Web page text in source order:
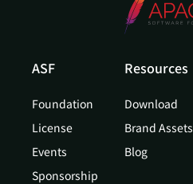
ASF
Foundation
License
Events
Sponsorship
Resources
Download
Brand Assets
Blog